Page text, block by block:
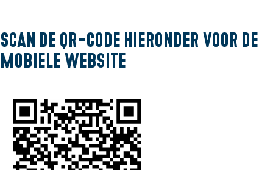
g
e
Scan de QR-code hieronder voor de
mobiele website